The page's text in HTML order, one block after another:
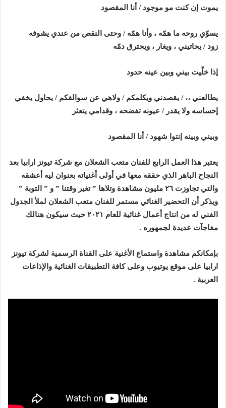
يموت إن كنت مو موجود / أنا المقصود
يسوّي روحه ما همّه ، وأنا همّه / وحتى النقص من عندي يشوفه
زود / يحاتيني ، ويغار ، ويحترق دمّه
إذا خلّيت بيني وبين عينه حدود
يطالعني ،،/ يقصدني ويكلمكم / ولاهي عن سوالفكم / يحاول يخفي
إحساسه ولا يقدر / عيونه تفضحه ، وقدامي يتعثر
وبيني وبينه إنتوا شهود / أنا المقصود
يعتبر هذا العمل الرابع للفنان متعب الشعلان مع شركة تيونز ارابيا بعد
النجاح الباهر الذي حققه معها في أولى أغنياته بعنوان ليه أعشقه
والتي تجاوزت ٢٦ مليون مشاهدة وتلاها ” تغير وقتنا ” و ” التوبة ”
ويذكر أن التحضير الغنائي مستمر للفنان متعب الشعلان لملأ الجدول
الفني له من انتاج أعمال غنائية للعام ٢٠٢١ حيث سيكون هنالك
مفاجآت عديدة لجمهوره .
بإمكانكم مشاهدة واستماع الأغنية على القناة الرسمية لشركة تيونز
ارابيا على موقع يوتيوب وعلى كافة التطبيقات الغنائية والإذاعات
العربية .